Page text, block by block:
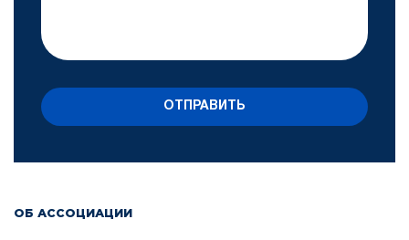
ОБ АССОЦИАЦИИ
ОТПРАВИТЬ